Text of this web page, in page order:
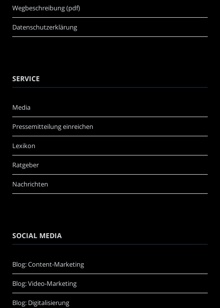
Wegbeschreibung (pdf)
Datenschutzerklärung
SERVICE
Media
Pressemitteilung einreichen
Lexikon
Ratgeber
Nachrichten
SOCIAL MEDIA
Blog: Content-Marketing
Blog: Video-Marketing
Blog: Digitalisierung